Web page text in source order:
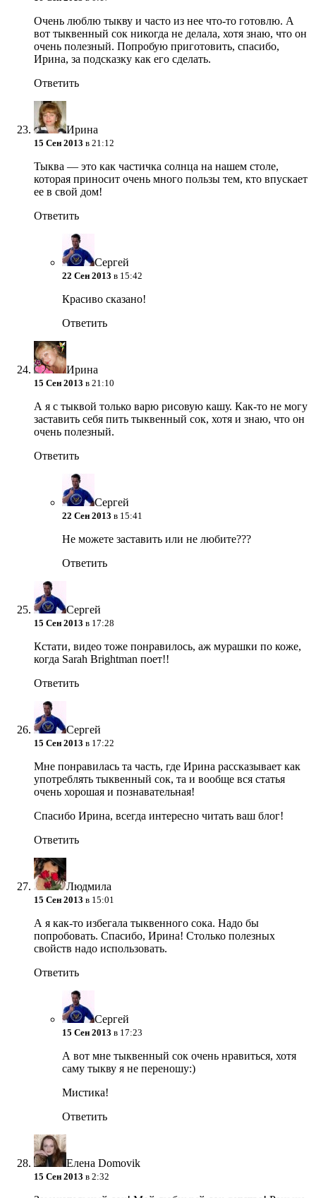
Очень люблю тыкву и часто из нее что-то готовлю. А
вот тыквенный сок никогда не делала, хотя знаю, что он
очень полезный. Попробую приготовить, спасибо,
Ирина, за подсказку как его сделать.
Ответить
Ирина
15 Сен 2013 в 21:12
Тыква — это как частичка солнца на нашем столе,
которая приносит очень много пользы тем, кто впускает
ее в свой дом!
Ответить
Сергей
22 Сен 2013 в 15:42
Красиво сказано!
Ответить
Ирина
15 Сен 2013 в 21:10
А я с тыквой только варю рисовую кашу. Как-то не могу
заставить себя пить тыквенный сок, хотя и знаю, что он
очень полезный.
Ответить
Сергей
22 Сен 2013 в 15:41
Не можете заставить или не любите???
Ответить
Сергей
15 Сен 2013 в 17:28
Кстати, видео тоже понравилось, аж мурашки по коже,
когда Sarah Brightman поет!!
Ответить
Сергей
15 Сен 2013 в 17:22
Мне понравилась та часть, где Ирина рассказывает как
употреблять тыквенный сок, та и вообще вся статья
очень хорошая и познавательная!
Спасибо Ирина, всегда интересно читать ваш блог!
Ответить
Людмила
15 Сен 2013 в 15:01
А я как-то избегала тыквенного сока. Надо бы
попробовать. Спасибо, Ирина! Столько полезных
свойств надо использовать.
Ответить
Сергей
15 Сен 2013 в 17:23
А вот мне тыквенный сок очень нравиться, хотя
саму тыкву я не переношу:)
Мистика!
Ответить
Елена Domovik
15 Сен 2013 в 2:32